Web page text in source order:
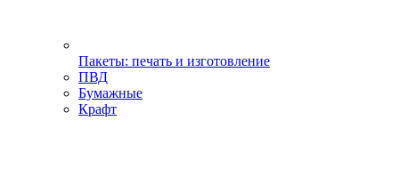
Пакеты: печать и изготовление
ПВД
Бумажные
Крафт